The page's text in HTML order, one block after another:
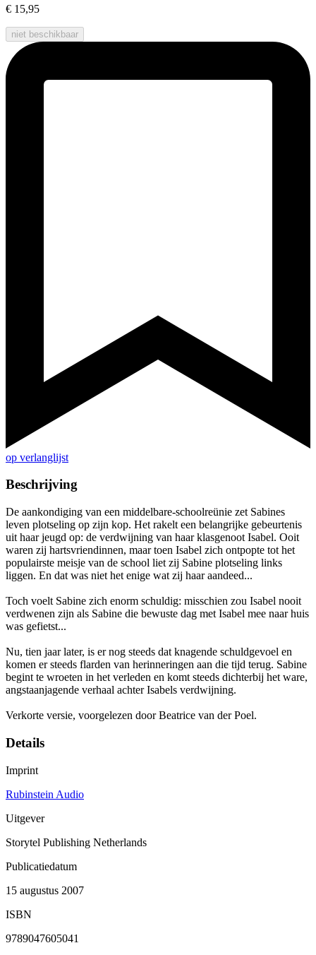
€ 15,95
niet beschikbaar
op verlanglijst
Beschrijving
De aankondiging van een middelbare-schoolreünie zet Sabines
leven plotseling op zijn kop. Het rakelt een belangrijke gebeurtenis
uit haar jeugd op: de verdwijning van haar klasgenoot Isabel. Ooit
waren zij hartsvriendinnen, maar toen Isabel zich ontpopte tot het
populairste meisje van de school liet zij Sabine plotseling links
liggen. En dat was niet het enige wat zij haar aandeed...
Toch voelt Sabine zich enorm schuldig: misschien zou Isabel nooit
verdwenen zijn als Sabine die bewuste dag met Isabel mee naar huis
was gefietst...
Nu, tien jaar later, is er nog steeds dat knagende schuldgevoel en
komen er steeds flarden van herinneringen aan die tijd terug. Sabine
begint te wroeten in het verleden en komt steeds dichterbij het ware,
angstaanjagende verhaal achter Isabels verdwijning.
Verkorte versie, voorgelezen door Beatrice van der Poel.
Details
Imprint
Rubinstein Audio
Uitgever
Storytel Publishing Netherlands
Publicatiedatum
15 augustus 2007
ISBN
9789047605041